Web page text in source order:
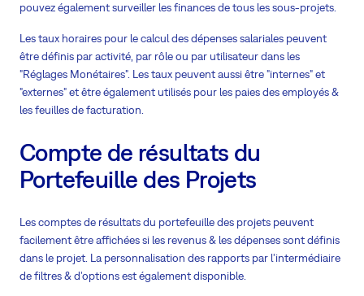
pouvez également surveiller les finances de tous les sous-projets.
Les taux horaires pour le calcul des dépenses salariales peuvent
être définis par activité, par rôle ou par utilisateur dans les
"Réglages Monétaires". Les taux peuvent aussi être "internes" et
"externes" et être également utilisés pour les paies des employés &
les feuilles de facturation.
Compte de résultats du
Portefeuille des Projets
Les comptes de résultats du portefeuille des projets peuvent
facilement être affichées si les revenus & les dépenses sont définis
dans le projet. La personnalisation des rapports par l'intermédiaire
de filtres & d'options est également disponible.